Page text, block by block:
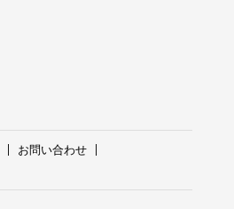
お問い合わせ